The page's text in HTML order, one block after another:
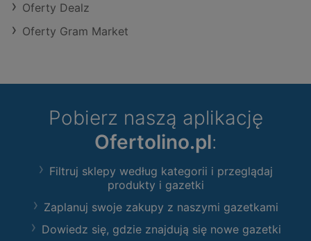
Oferty Dealz
Oferty Gram Market
Pobierz naszą aplikację
Ofertolino.pl:
Filtruj sklepy według kategorii i przeglądaj
produkty i gazetki
Zaplanuj swoje zakupy z naszymi gazetkami
Dowiedz się, gdzie znajdują się nowe gazetki